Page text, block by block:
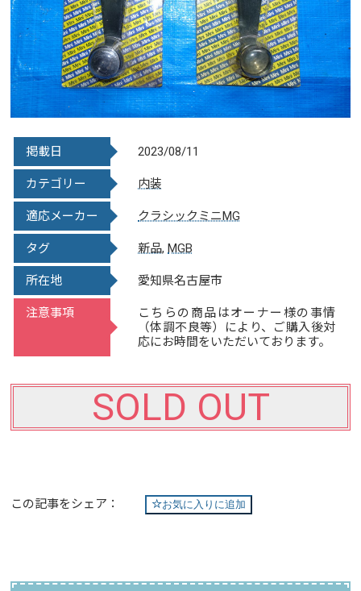
掲載日 2023/08/11
カテゴリー 内装
適応メーカー クラシックミニMG
タグ 新品, MGB
所在地 愛知県名古屋市
注意事項
こちらの商品はオーナー様の事情
（体調不良等）により、ご購入後対
応にお時間をいただいております。
SOLD OUT
この記事をシェア： お気に入りに追加